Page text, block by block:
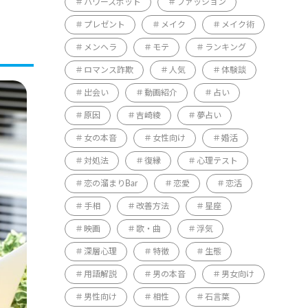
パワースポット ファッション
プレゼント メイク メイク術
メンヘラ モテ ランキング
ロマンス詐欺 人気 体験談
出会い 動画紹介 占い
原因 吉崎綾 夢占い
女の本音 女性向け 婚活
対処法 復縁 心理テスト
恋の溜まりBar 恋愛 恋活
手相 改善方法 星座
映画 歌・曲 浮気
深層心理 特徴 生態
用語解説 男の本音 男女向け
男性向け 相性 石言葉